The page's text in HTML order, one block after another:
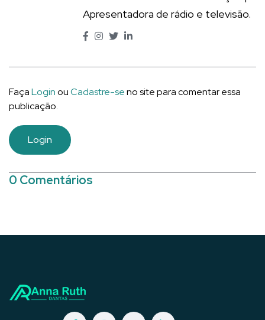
Apresentadora de rádio e televisão.
FaçaLoginouCadastre-seno site para comentar essa
publicação.
Login
0 Comentários